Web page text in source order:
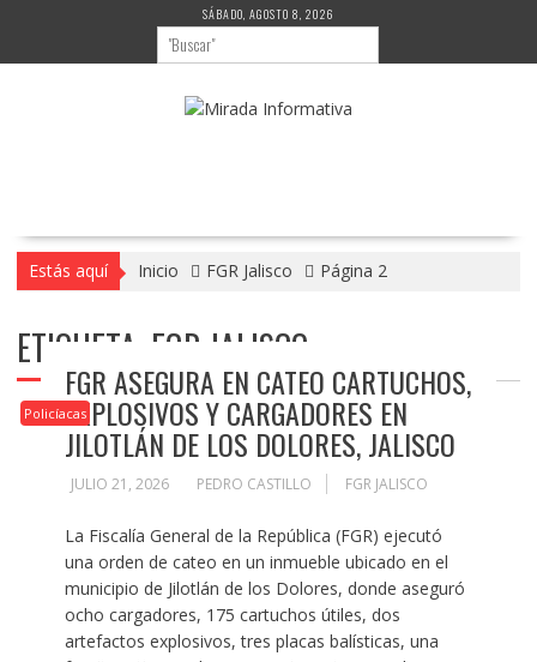
contenido
SÁBADO, AGOSTO 8, 2026
Estás aquí Inicio FGR Jalisco Página 2
ETIQUETA: FGR JALISCO
Policíacas
FGR ASEGURA EN CATEO CARTUCHOS,
EXPLOSIVOS Y CARGADORES EN
JILOTLÁN DE LOS DOLORES, JALISCO
JULIO 21, 2026 PEDRO CASTILLO FGR JALISCO
La Fiscalía General de la República (FGR) ejecutó
una orden de cateo en un inmueble ubicado en el
municipio de Jilotlán de los Dolores, donde aseguró
ocho cargadores, 175 cartuchos útiles, dos
artefactos explosivos, tres placas balísticas, una